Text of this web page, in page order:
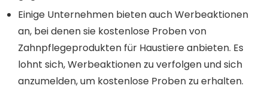
Einige Unternehmen bieten auch Werbeaktionen
an, bei denen sie kostenlose Proben von
Zahnpflegeprodukten für Haustiere anbieten. Es
lohnt sich, Werbeaktionen zu verfolgen und sich
anzumelden, um kostenlose Proben zu erhalten.